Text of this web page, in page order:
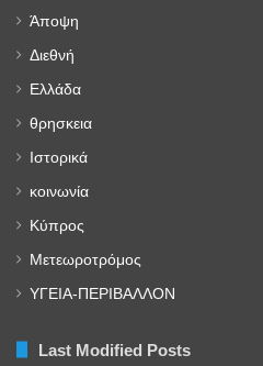
Άποψη
Διεθνή
Ελλάδα
θρησκεια
Ιστορικά
κοινωνία
Κύπρος
Μετεωροτρόμος
ΥΓΕΙΑ-ΠΕΡΙΒΑΛΛΟΝ
Last Modified Posts